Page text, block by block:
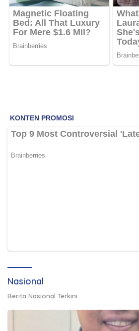
Nasional
Berita Nasional Terkini